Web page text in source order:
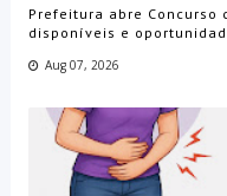
Prefeitura abre Concurso
disponíveis e
Aug 07, 2026